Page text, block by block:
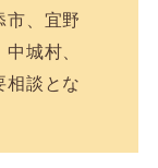
市、宜野
城村、
談とな